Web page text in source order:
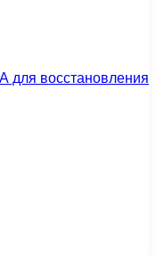
для восстановления